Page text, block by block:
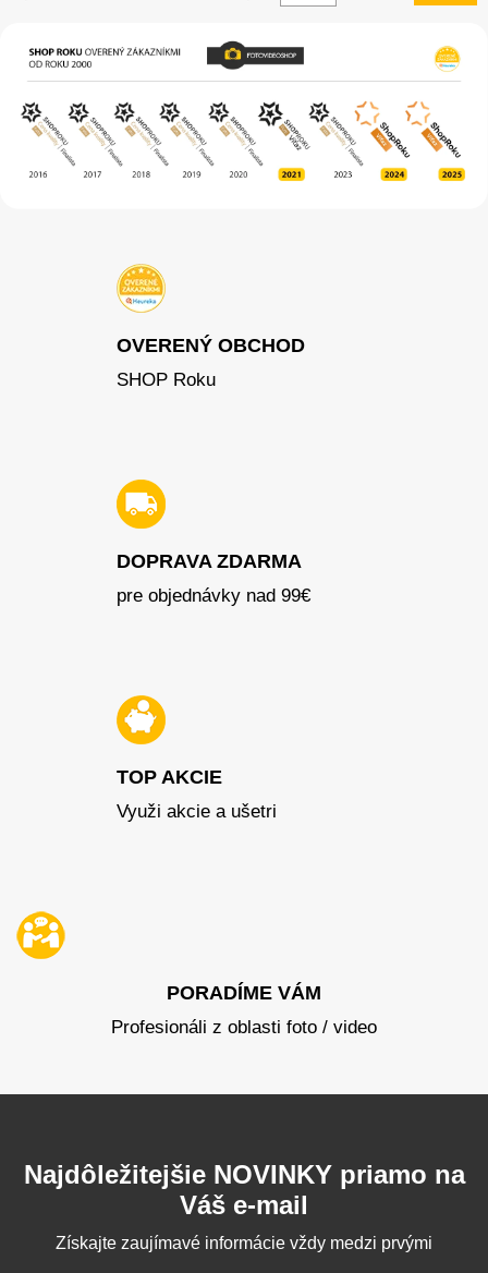
OVERENÝ OBCHOD
SHOP Roku
DOPRAVA ZDARMA
pre objednávky nad 99€
TOP AKCIE
Využi akcie a ušetri
PORADÍME VÁM
Profesionáli z oblasti foto / video
Najdôležitejšie NOVINKY priamo na
Váš e-mail
Získajte zaujímavé informácie vždy medzi prvými